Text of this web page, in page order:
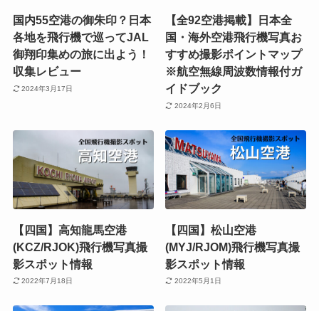
国内55空港の御朱印？日本
各地を飛行機で巡ってJAL
御翔印集めの旅に出よう！
収集レビュー
2024年3月17日
【全92空港掲載】日本全
国・海外空港飛行機写真お
すすめ撮影ポイントマップ
※航空無線周波数情報付ガ
イドブック
2024年2月6日
【四国】高知龍馬空港
(KCZ/RJOK)飛行機写真撮
影スポット情報
2022年7月18日
【四国】松山空港
(MYJ/RJOM)飛行機写真撮
影スポット情報
2022年5月1日